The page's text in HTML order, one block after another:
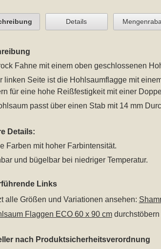
Details
Fahnemit einem oben geschlossenen
linken Seite ist die Hohlsaumflagge mit
für eine hohe Reißfestigkeit mit einer
passt über einen Stab mit 14 mm
Details:
Farben mit hoher Farbintensität.
und bügelbar bei niedriger Temperatur.
Links
alle Größen und Variationen ansehen:
Flaggen ECO 60 x 90 cmdurchstöbern
nach Produktsicherheitsverordnung